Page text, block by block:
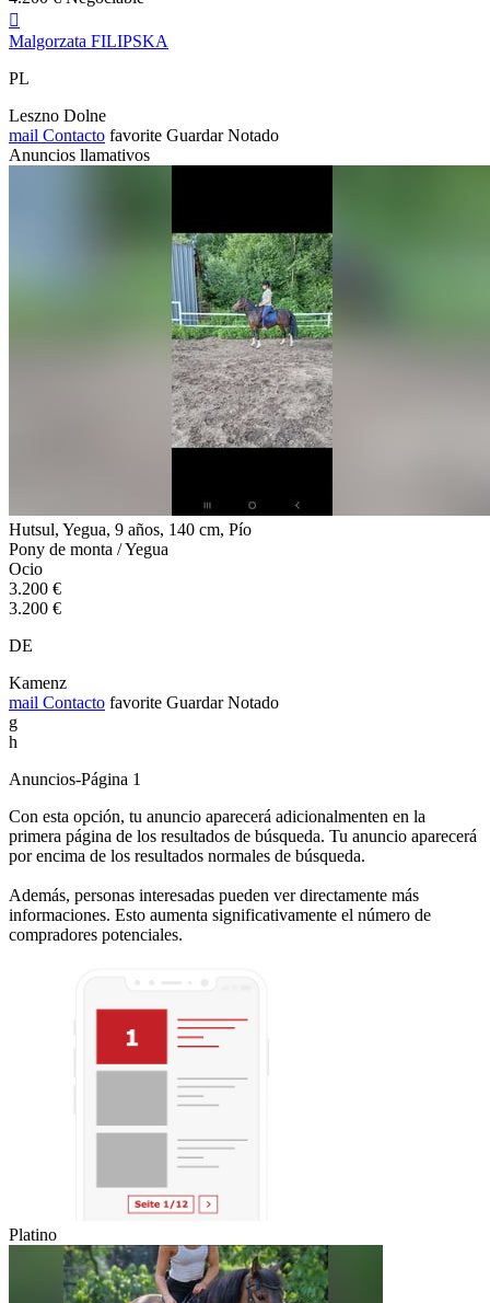

Malgorzata FILIPSKA
PL
Leszno Dolne
mail Contacto favorite Guardar Notado
Anuncios llamativos
Hutsul, Yegua, 9 años, 140 cm, Pío
Pony de monta / Yegua
Ocio
3.200 €
3.200 €
DE
Kamenz
mail Contacto favorite Guardar Notado
g
h
Anuncios-Página 1
Con esta opción, tu anuncio aparecerá adicionalmenten en la
primera página de los resultados de búsqueda. Tu anuncio aparecerá
por encima de los resultados normales de búsqueda.
Además, personas interesadas pueden ver directamente más
informaciones. Esto aumenta significativamente el número de
compradores potenciales.
Platino